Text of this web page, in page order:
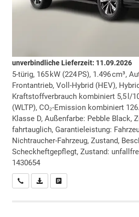
unverbindliche Lieferzeit: 11.09.2026
5-türig, 165 kW (224 PS), 1.496 cm³,
Frontantrieb, Voll-Hybrid (HEV),
Kraftstoffverbrauch kombiniert 5,5 l/
(WLTP), CO₂-Emission kombiniert
Klasse D, Außenfarbe: Pebble Black,
fahrtauglich, Garantieleistung:
Nichtraucher-Fahrzeug, Zustand,
Scheckheftgepflegt, Zustand:
1430654
Wir rufen Sie anPDF-Datei, Fahrzeugexposé drucken